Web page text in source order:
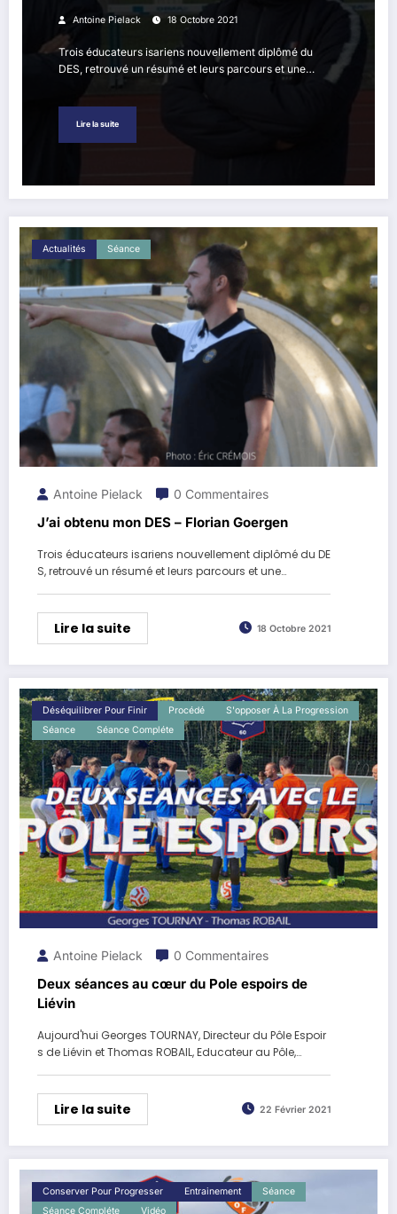
Antoine Pielack 18 Octobre 2021
Trois éducateurs isariens nouvellement diplômé du
DES, retrouvé un résumé et leurs parcours et une…
Lire la suite
Actualités Séance
Antoine Pielack 0 Commentaires
J’ai obtenu mon DES – Florian Goergen
Trois éducateurs isariens nouvellement diplômé du DE
S, retrouvé un résumé et leurs parcours et une…
Lire la suite 18 Octobre 2021
Déséquilibrer Pour Finir Procédé
S'opposer À La Progression
Séance
Séance Compléte
Antoine Pielack 0 Commentaires
Deux séances au cœur du Pole espoirs de
Liévin
Aujourd'hui Georges TOURNAY, Directeur du Pôle Espoir
s de Liévin et Thomas ROBAIL, Educateur au Pôle,…
Lire la suite 22 Février 2021
Conserver Pour Progresser Entrainement
Séance
Séance Compléte
Vidéo